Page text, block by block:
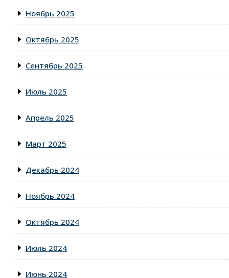
Ноябрь 2025
Октябрь 2025
Сентябрь 2025
Июль 2025
Апрель 2025
Март 2025
Декабрь 2024
Ноябрь 2024
Октябрь 2024
Июль 2024
Июнь 2024